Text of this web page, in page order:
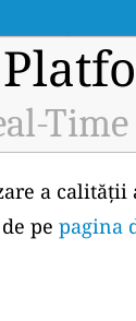
a
pe pagina